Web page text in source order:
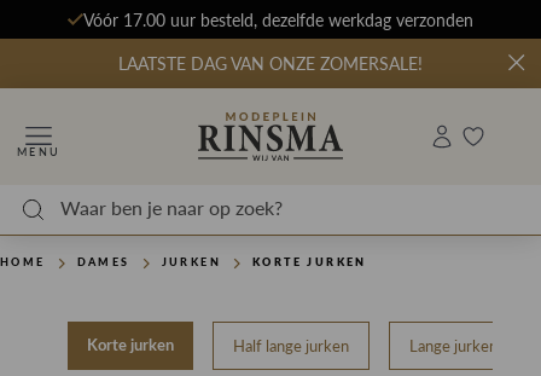
Vóór 17.00 uur besteld, dezelfde werkdag verzonden
LAATSTE DAG VAN ONZE ZOMERSALE!
MENU
HOME DAMES JURKEN KORTE JURKEN
Korte jurken Half lange jurken Lange jurken